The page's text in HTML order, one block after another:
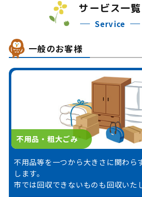
サービス一覧
Service
一般のお客様
不用品・粗大ごみ
不用品等を一つから大きさに関わら
します。
市では回収できないものも回収いた